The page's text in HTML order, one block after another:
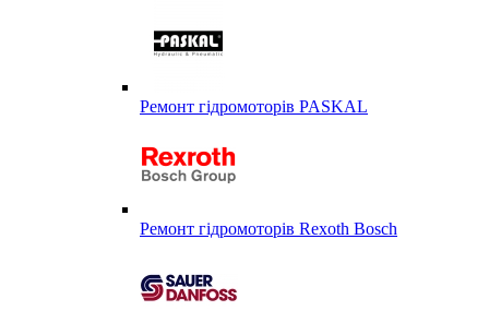
Ремонт гідромоторів PASKAL
Ремонт гідромоторів Rexoth Bosch